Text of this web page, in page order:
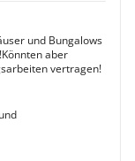
und Bungalows
aber
vertragen!